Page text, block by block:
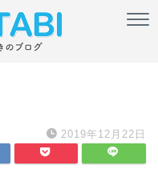
2019年12月22日